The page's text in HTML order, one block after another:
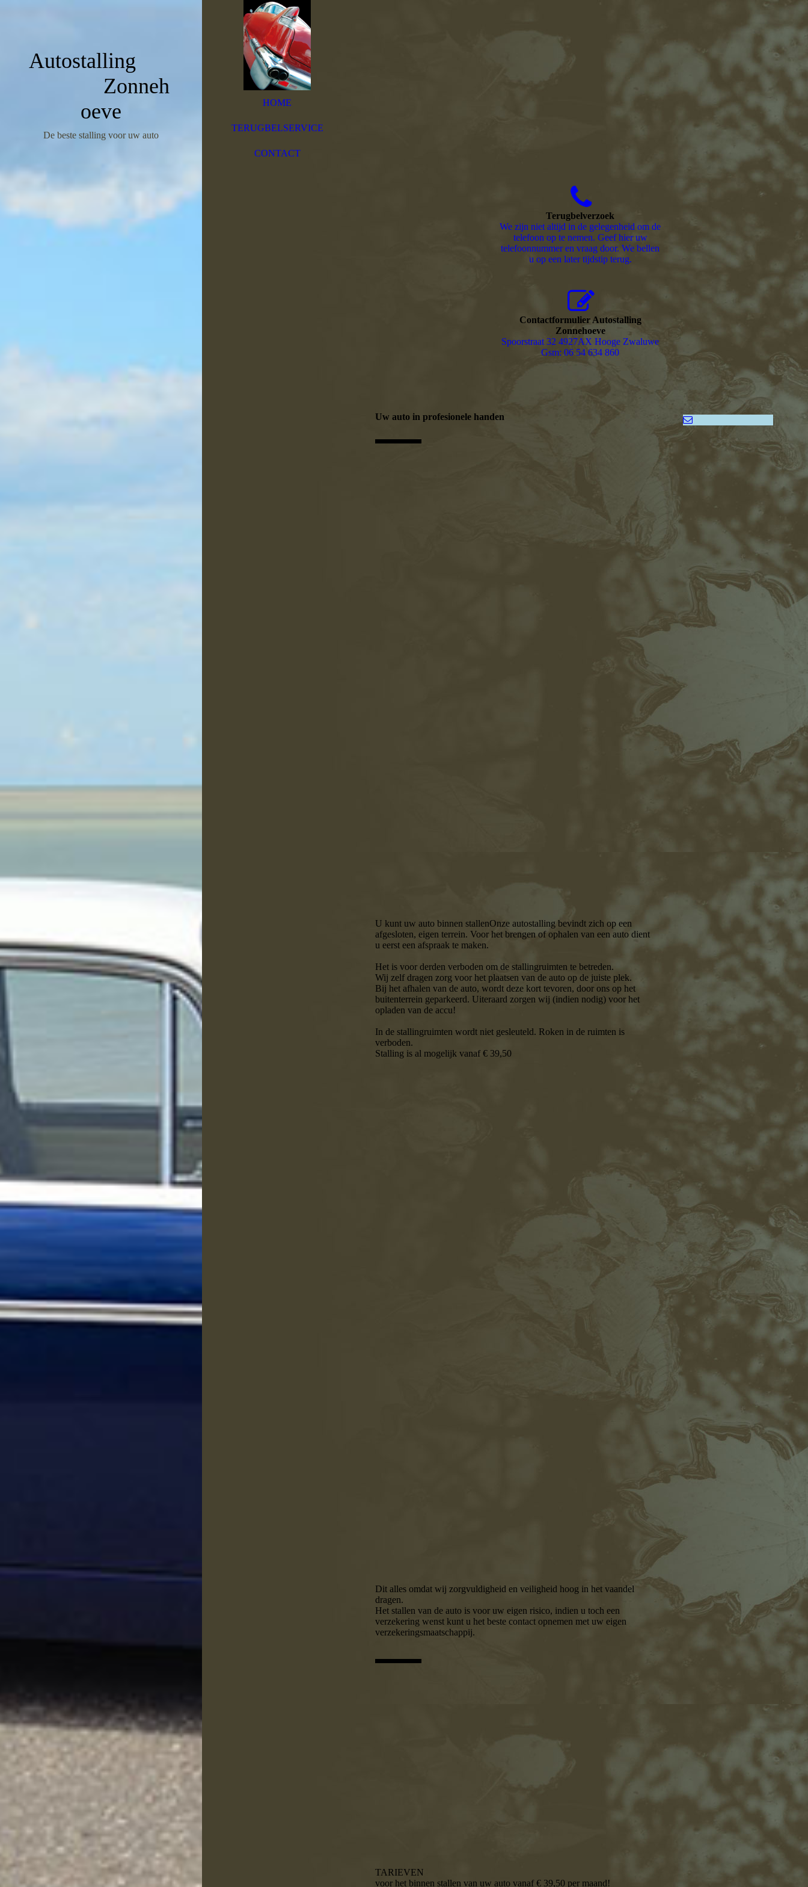
Autostalling
Zonneh
oeve
De beste stalling voor uw auto
HOME
TERUGBELSERVICE
CONTACT
Terugbelverzoek
We zijn niet altijd in de gelegenheid om de
telefoon op te nemen. Geef hier uw
telefoonnummer en vraag door. We bellen
u op een later tijdstip terug.
Contactformulier Autostalling
Zonnehoeve
Spoorstraat 32 4927AX Hooge Zwaluwe
Gsm: 06 54 634 860
Uw auto in profesionele handen
U kunt uw auto binnen stallenOnze autostalling bevindt zich op een
afgesloten, eigen terrein. Voor het brengen of ophalen van een auto dient
u eerst een afspraak te maken.
Het is voor derden verboden om de stallingruimten te betreden.
Wij zelf dragen zorg voor het plaatsen van de auto op de juiste plek.
Bij het afhalen van de auto, wordt deze kort tevoren, door ons op het
buitenterrein geparkeerd. Uiteraard zorgen wij (indien nodig) voor het
opladen van de accu!
In de stallingruimten wordt niet gesleuteld. Roken in de ruimten is
verboden.
Stalling is al mogelijk vanaf € 39,50
Dit alles omdat wij zorgvuldigheid en veiligheid hoog in het vaandel
dragen.
Het stallen van de auto is voor uw eigen risico, indien u toch een
verzekering wenst kunt u het beste contact opnemen met uw eigen
verzekeringsmaatschappij.
TARIEVEN
voor het binnen stallen van uw auto vanaf € 39,50 per maand!